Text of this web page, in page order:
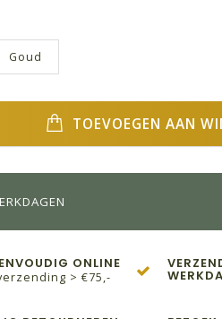
Goud
TOEVOEGEN AAN
ONLINE
> €75,-